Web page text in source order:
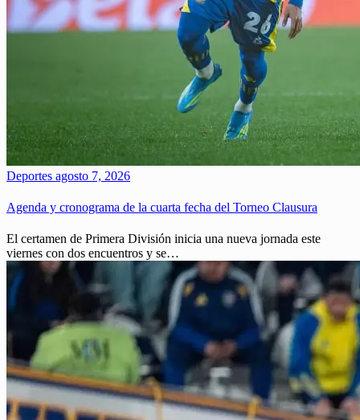
Deportes agosto 7, 2026
Agenda y cronograma de la cuarta fecha del Torneo Clausura
El certamen de Primera División inicia una nueva jornada este
viernes con dos encuentros y se…